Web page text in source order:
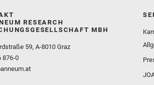
RESEARCH
MBH
59, A-8010 Graz
876-0